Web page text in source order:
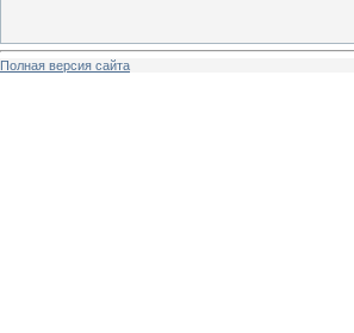
Полная версия сайта